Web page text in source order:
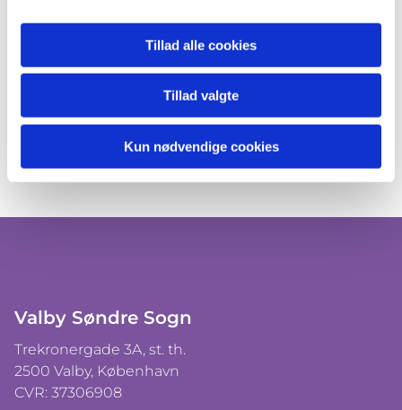
Tillad alle cookies
Tillad valgte
Kun nødvendige cookies
Valby Søndre Sogn
Trekronergade 3A, st. th.
2500 Valby, København
CVR: 37306908